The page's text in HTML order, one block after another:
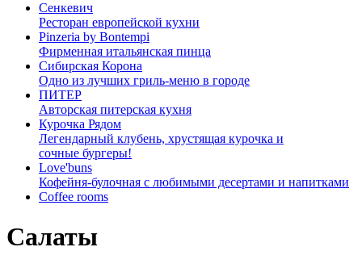
Сенкевич
Ресторан европейской кухни
Pinzeria by Bontempi
Фирменная итальянская пинца
Сибирская Корона
Одно из лучших гриль-меню в городе
ПИТЕР
Авторская питерская кухня
Курочка Рядом
Легендарный клубень, хрустящая курочка и
сочные бургеры!
Love'buns
Кофейня-булочная с любимыми десертами и напитками
Coffee rooms
Салаты